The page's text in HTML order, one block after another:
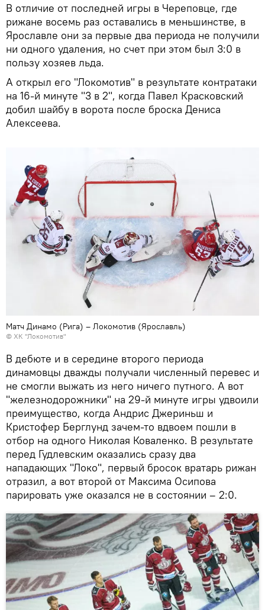
В отличие от последней игры в Череповце, где
рижане восемь раз оставались в меньшинстве, в
Ярославле они за первые два периода не получили
ни одного удаления, но счет при этом был 3:0 в
пользу хозяев льда.
А открыл его "Локомотив" в результате контратаки
на 16-й минуте "3 в 2", когда Павел Красковский
добил шайбу в ворота после броска Дениса
Алексеева.
Матч Динамо (Рига) – Локомотив (Ярославль)
© ХК "Локомотив"
В дебюте и в середине второго периода
динамовцы дважды получали численный перевес и
не смогли выжать из него ничего путного. А вот
"железнодорожники" на 29-й минуте игры удвоили
преимущество, когда Андрис Джериньш и
Кристофер Берглунд зачем-то вдвоем пошли в
отбор на одного Николая Коваленко. В результате
перед Гудлевским оказались сразу два
нападающих "Локо", первый бросок вратарь рижан
отразил, а вот второй от Максима Осипова
парировать уже оказался не в состоянии – 2:0.